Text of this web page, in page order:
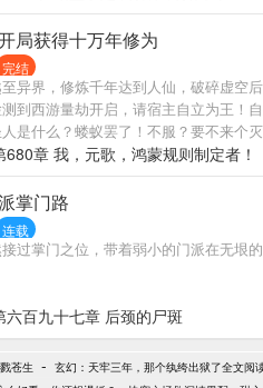
局获得十万年修为
完结
异界，修炼千年达到人仙，破碎虚空
到西游量劫开启，请宿主自立为王！
是什么？蝼蚁罢了！不服？要不来个
680章 我，元歌，鸿蒙规则制定者！
掌门路
连载
过掌门之位，带着弱小的门派在无垠
六百九十七章 后颈的尸斑
苍生 - 玄幻：天牢三年，那个纨绔出狱了全文阅